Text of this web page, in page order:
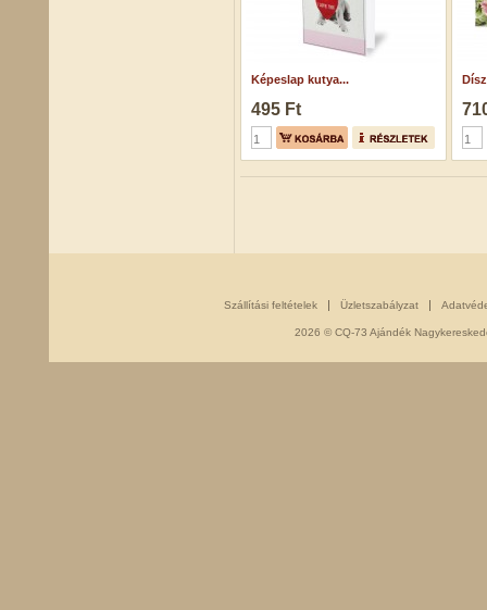
Képeslap kutya...
495 Ft
Szállítási feltételek Üzletszabályzat
2026 © CQ-73 Ajándék